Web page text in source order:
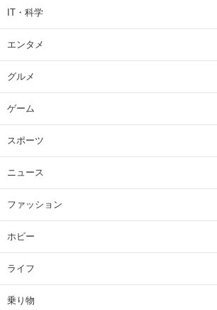
IT・科学
エンタメ
グルメ
ゲーム
スポーツ
ニュース
ファッション
ホビー
ライフ
乗り物